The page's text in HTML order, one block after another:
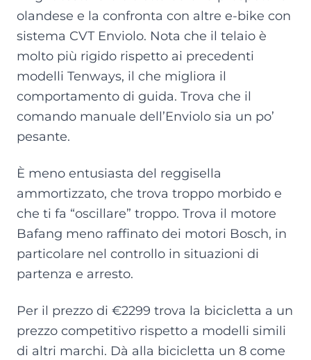
olandese e la confronta con altre e-bike con
sistema CVT Enviolo. Nota che il telaio è
molto più rigido rispetto ai precedenti
modelli Tenways, il che migliora il
comportamento di guida. Trova che il
comando manuale dell’Enviolo sia un po’
pesante.
È meno entusiasta del reggisella
ammortizzato, che trova troppo morbido e
che ti fa “oscillare” troppo. Trova il motore
Bafang meno raffinato dei motori Bosch, in
particolare nel controllo in situazioni di
partenza e arresto.
Per il prezzo di €2299 trova la bicicletta a un
prezzo competitivo rispetto a modelli simili
di altri marchi. Dà alla bicicletta un 8 come